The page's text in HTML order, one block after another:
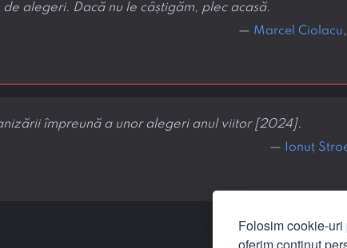
Folosim cookie-
alegeri. Dacă nu le câștigăm, plec acasă.
— Marcel Ciolacu
împreună a unor alegeri anul viitor [2024].
—
Ionuț